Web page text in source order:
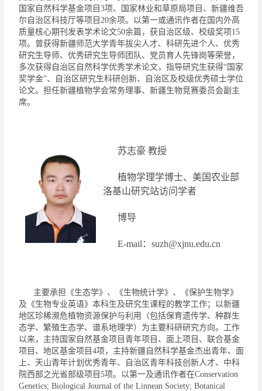
国家自然科学基金项目 3项、国家林业和草原局项目、新疆维吾
尔自治区科技厅等项目 20余项。以第一或通讯作者在国内外高
质量核心期刊发表学术论文50余篇，获自治区级、校级奖项15
项。曾获得新疆师范大学青年拔尖人才、科研先进个人、优秀
研究生导师、优秀研究生导师团队、党员育人先锋岗等荣誉，
多次获得自治区自然科学优秀学术论文，指导研究生获得“国家
奖学金”、自治区研究生科研创新、
自治区及校级优秀硕士学位
论文。 担任新疆植物学会常务理事、新疆生物竞赛委员会副主
席。
苏志豪 教授
植物学理学博士、美国农业部
洛基山研究站访问学者
博导
E-mail ： suzh@xjnu.edu.cn
主要承担《生态学》、《生物统计学》、《保护生物学》
及《生物专业英语》本科生及研究生课程的教学工作；以新疆
地区珍稀濒危植物资源保护与利用（包括保育遗传学、种群生
态学、繁殖生态学、谱系地理学）为主要科研研究方向。工作
以来，主持国家自然基金项目青年项目、面上项目、联合基金
项目、地区基金项目 4项，主持新疆自然科学基金杰出青年、面
上、天山青年计划优秀青年、自治区青年科技创新人才、中科
院西部之光省部级项目 5项。以第一及通讯作者在Conservation
Genetics; Biological Journal of the Linnean Society; Botanical